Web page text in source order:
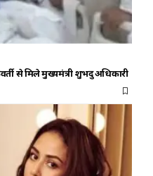
से मिले मुख्यमंत्री शुभेंदु अधिकारी